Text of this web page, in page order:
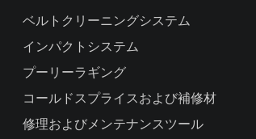
ベルトクリーニングシステム
インパクトシステム
プーリーラギング
コールドスプライスおよび補修材
修理およびメンテナンスツール